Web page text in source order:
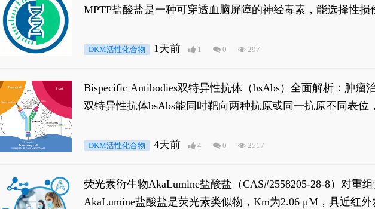
经典应用即为选择性损毁中脑黑质致密部多巴胺能神经元，
MPTP盐酸盐是一种可穿透血脑屏障的神经毒素，能选择性
DKM活性化合物 1天前 1 0 297
Bispecific Antibodies双特异性抗体（bsAbs）全面解析：肿瘤
双特异性抗体bsAbs能同时靶向两种抗原或同一抗原不同表
DKM活性化合物 4天前 4 0 2517
荧光素衍生物AkaLumine盐酸盐（CAS#2558205-28-8）对
穿透能力，大幅增强成像信噪比，从而实现活体动物模型中
AkaLumine盐酸盐是荧光素类似物，Km为2.06 μM，具近红